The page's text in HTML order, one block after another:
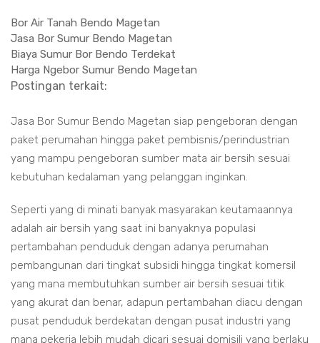
Bor Air Tanah Bendo Magetan
Jasa Bor Sumur Bendo Magetan
Biaya Sumur Bor Bendo Terdekat
Harga Ngebor Sumur Bendo Magetan
Postingan terkait:
Jasa Bor Sumur Bendo Magetan siap pengeboran dengan
paket perumahan hingga paket pembisnis/perindustrian
yang mampu pengeboran sumber mata air bersih sesuai
kebutuhan kedalaman yang pelanggan inginkan.
Seperti yang di minati banyak masyarakan keutamaannya
adalah air bersih yang saat ini banyaknya populasi
pertambahan penduduk dengan adanya perumahan
pembangunan dari tingkat subsidi hingga tingkat komersil
yang mana membutuhkan sumber air bersih sesuai titik
yang akurat dan benar, adapun pertambahan diacu dengan
pusat penduduk berdekatan dengan pusat industri yang
mana pekerja lebih mudah dicari sesuai domisili yang berlaku